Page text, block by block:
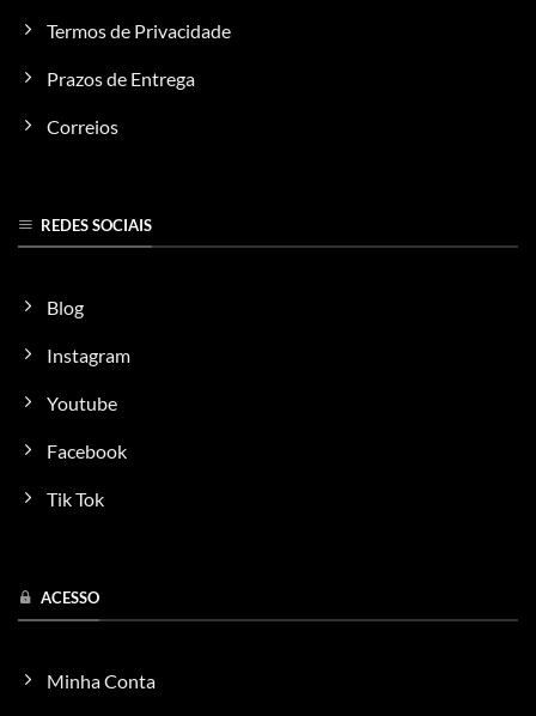
Termos de Privacidade
Prazos de Entrega
Correios
REDES SOCIAIS
Blog
Instagram
Youtube
Facebook
Tik Tok
ACESSO
Minha Conta